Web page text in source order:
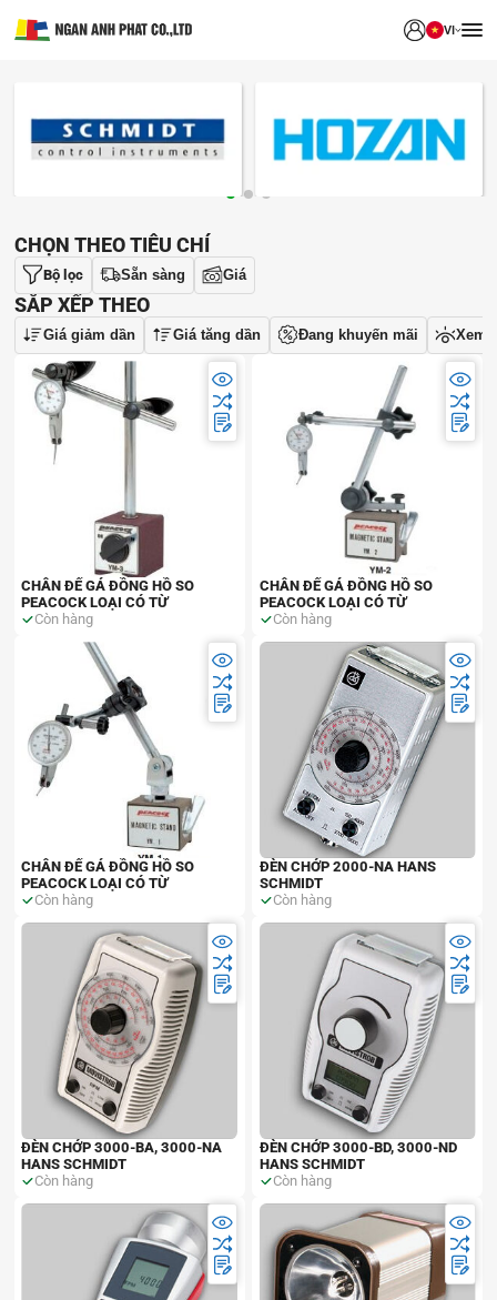
VI
CHỌN THEO TIÊU CHÍ
Bộ lọc Sẵn sàng Giá
SẮP XẾP THEO
Giá giảm dần Giá tăng dần Đang khuyến mãi Xem
CHÂN ĐẾ GÁ ĐỒNG HỒ SO
PEACOCK LOẠI CÓ TỪ
Còn hàng
CHÂN ĐẾ GÁ ĐỒNG HỒ SO
PEACOCK LOẠI CÓ TỪ
Còn hàng
CHÂN ĐẾ GÁ ĐỒNG HỒ SO
PEACOCK LOẠI CÓ TỪ
Còn hàng
ĐÈN CHỚP 2000-NA HANS
SCHMIDT
Còn hàng
ĐÈN CHỚP 3000-BA, 3000-NA
HANS SCHMIDT
Còn hàng
ĐÈN CHỚP 3000-BD, 3000-ND
HANS SCHMIDT
Còn hàng